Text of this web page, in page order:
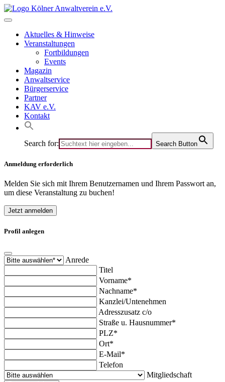
Skip
to
Aktuelles & Hinweise
Veranstaltungen
Fortbildungen
Events
Magazin
Anwaltservice
Bürgerservice
Partner
KAV e.V.
Kontakt
Search for: Search Button
Anmeldung erforderlich
Melden Sie sich mit Ihrem Benutzernamen und Ihrem Passwort an,
um diese Veranstaltung zu buchen!
Jetzt anmelden
Profil anlegen
Anrede
Titel
Vorname*
Nachname*
Kanzlei/Untenehmen
Adresszusatz c/o
Straße u. Hausnummer*
PLZ*
Ort*
E-Mail*
Telefon
Mitgliedschaft